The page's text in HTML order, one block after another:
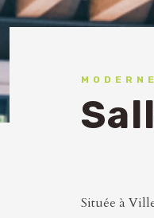
MODERNE
Située à